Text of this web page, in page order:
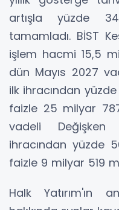
artışla yüzde
tamamladı. BİST
işlem hacmi 15,5
dün Mayıs 2027
ilk ihracından
faizle 25 milyar
vadeli
ihracından yüzde
faizle 9 milyar 519
Halk Yatırım'ın